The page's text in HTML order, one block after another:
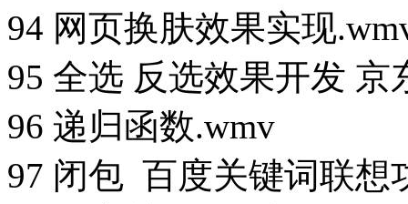
94 网页换肤效果实现
95 全选 反选效果开发
96 递归函数.wmv
97 闭包 百度关键词联想